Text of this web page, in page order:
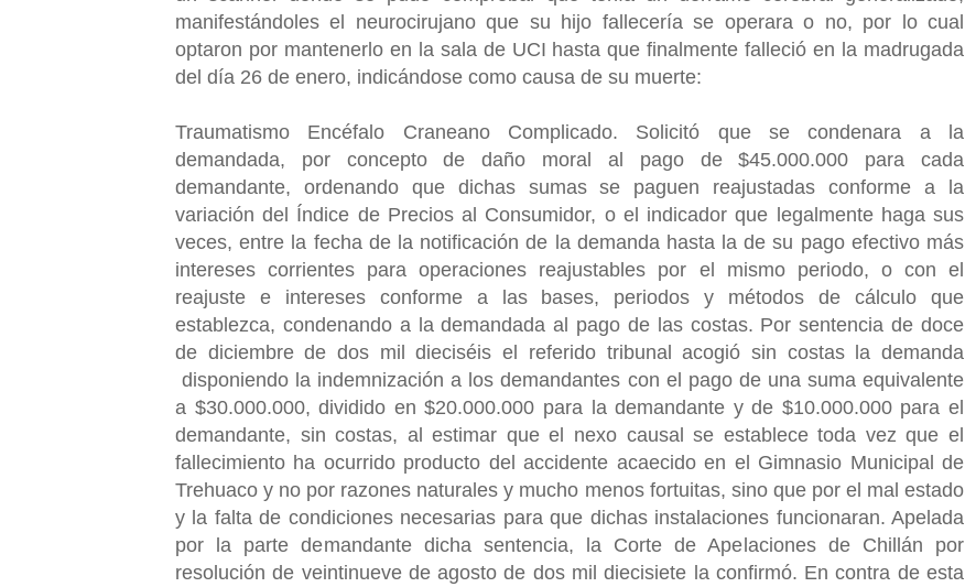
manifestándoles el neurocirujano que su hijo fallecería se operara o no, por lo cual
optaron por mantenerlo en la sala de UCI hasta que finalmente falleció en la madrugada
del día 26 de enero, indicándose como causa de su muerte:
Traumatismo Encéfalo Craneano Complicado. Solicitó que se condenara a la
demandada, por concepto de daño moral al pago de $45.000.000 para cada
demandante, ordenando que dichas sumas se paguen reajustadas conforme a la
variación del Índice de Precios al Consumidor, o el indicador que legalmente haga sus
veces, entre la fecha de la notificación de la demanda hasta la de su pago efectivo más
intereses corrientes para operaciones reajustables por el mismo periodo, o con el
reajuste e intereses conforme a las bases, periodos y métodos de cálculo que
establezca, condenando a la demandada al pago de las costas. Por sentencia de doce
de diciembre de dos mil dieciséis el referido tribunal acogió sin costas la demanda
disponiendo la indemnización a los demandantes con el pago de una suma equivalente
a $30.000.000, dividido en $20.000.000 para la demandante y de $10.000.000 para el
demandante, sin costas, al estimar que el nexo causal se establece toda vez que el
fallecimiento ha ocurrido producto del accidente acaecido en el Gimnasio Municipal de
Trehuaco y no por razones naturales y mucho menos fortuitas, sino que por el mal estado
y la falta de condiciones necesarias para que dichas instalaciones funcionaran. Apelada
por la parte demandante dicha sentencia, la Corte de Apelaciones de Chillán por
resolución de veintinueve de agosto de dos mil diecisiete la confirmó. En contra de esta